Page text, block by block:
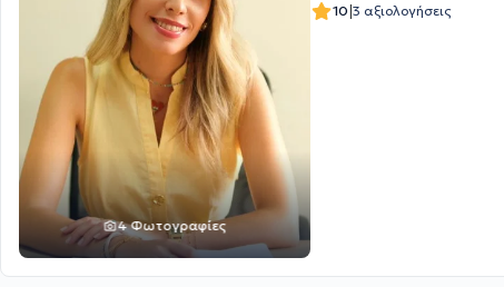
4 Φωτογραφίες
10|3 αξιολογήσεις